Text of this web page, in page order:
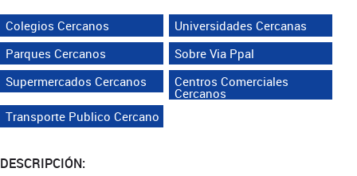
Colegios Cercanos
Universidades Cercanas
Parques Cercanos
Sobre Via Ppal
Supermercados Cercanos
Centros Comerciales
Cercanos
Transporte Publico Cercano
DESCRIPCIÓN: